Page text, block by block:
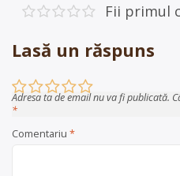
articole
Fii primul
Lasă un răspuns
Adresa ta de email nu va fi publicată.
*
Comentariu *